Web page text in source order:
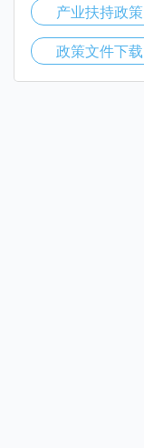
产业扶持政策
政策文件下载